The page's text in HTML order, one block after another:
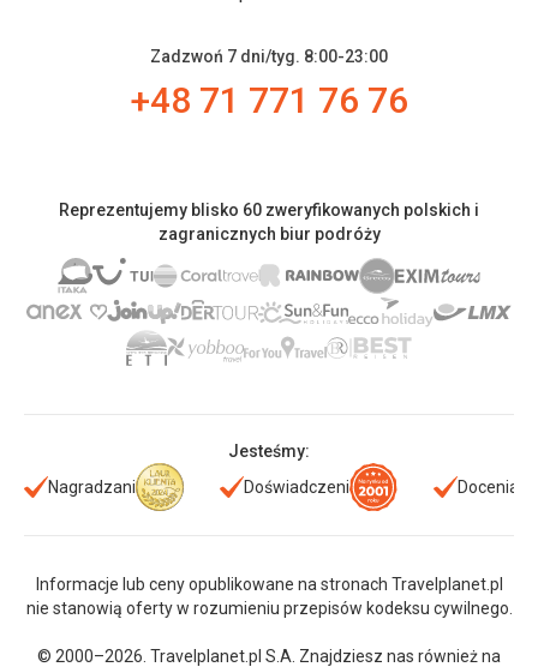
Zadzwoń 7 dni/tyg. 8:00-23:00
+48 71 771 76 76
Reprezentujemy blisko 60 zweryfikowanych polskich i
zagranicznych biur podróży
Jesteśmy:
Nagradzani
Doświadczeni Doceniani
Informacje lub ceny opublikowane na stronach Travelplanet.pl
nie stanowią oferty w rozumieniu przepisów kodeksu cywilnego.
© 2000–2026. Travelplanet.pl S.A. Znajdziesz nas również na